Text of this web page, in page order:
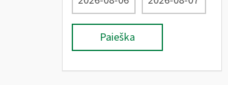
Paieška